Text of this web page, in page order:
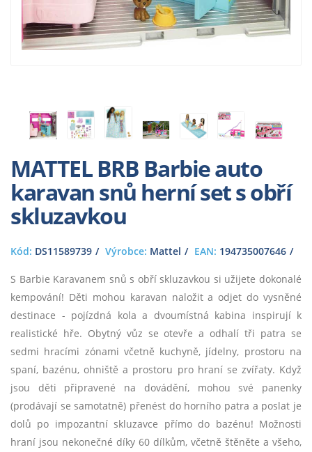
MATTEL BRB Barbie auto
karavan snů herní set s obří
skluzavkou
Kód: DS11589739 Výrobce: Mattel EAN: 194735007646
S Barbie Karavanem snů s obří skluzavkou si užijete dokonalé
kempování! Děti mohou karavan naložit a odjet do vysněné
destinace - pojízdná kola a dvoumístná kabina inspirují k
realistické hře. Obytný vůz se otevře a odhalí tři patra se
sedmi hracími zónami včetně kuchyně, jídelny, prostoru na
spaní, bazénu, ohniště a prostoru pro hraní se zvířaty. Když
jsou děti připravené na dovádění, mohou své panenky
(prodávají se samotatně) přenést do horního patra a poslat je
dolů po impozantní skluzavce přímo do bazénu! Možnosti
hraní jsou nekonečné díky 60 dílkům, včetně štěněte a všeho,